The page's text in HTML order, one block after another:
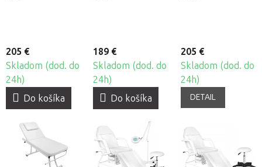
205 €
Skladom (dod. do
24h)
Do košíka
189 €
Skladom (dod. do
24h)
Do košíka
205 €
Skladom (dod. do
24h)
DETAIL